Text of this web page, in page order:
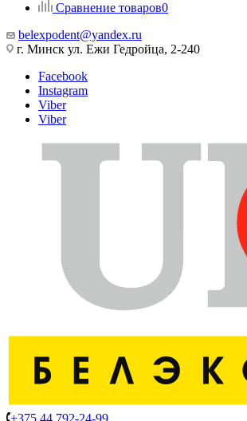
Сравнение товаров0
belexpodent@yandex.ru
г. Минск ул. Ежи Гедройца, 2-240
Facebook
Instagram
Viber
Viber
+375 44 792-24-99